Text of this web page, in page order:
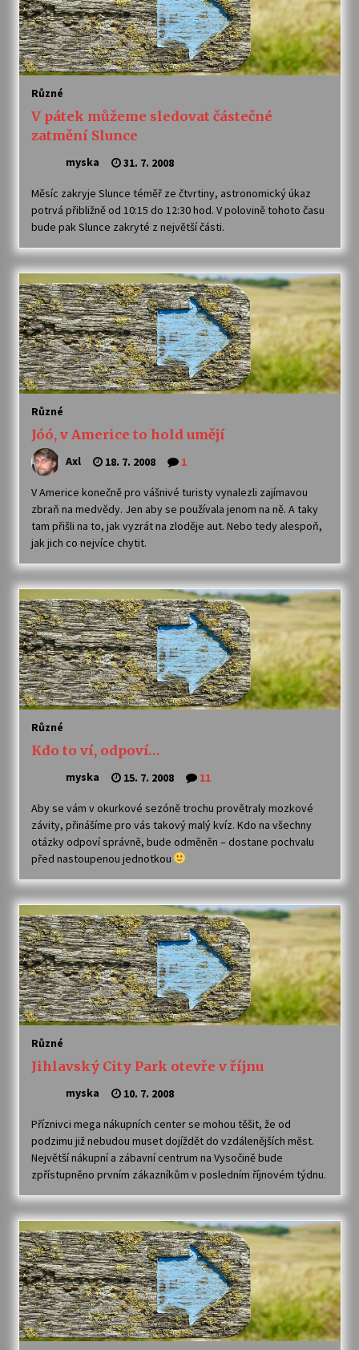
Různé
V pátek můžeme sledovat částečné
zatmění Slunce
myska 31. 7. 2008
Měsíc zakryje Slunce téměř ze čtvrtiny, astronomický úkaz
potrvá přibližně od 10:15 do 12:30 hod. V polovině tohoto času
bude pak Slunce zakryté z největší části.
Různé
Jóó, v Americe to hold umějí
Axl 18. 7. 2008 1
V Americe konečně pro vášnivé turisty vynalezli zajímavou
zbraň na medvědy. Jen aby se používala jenom na ně. A taky
tam přišli na to, jak vyzrát na zloděje aut. Nebo tedy alespoň,
jak jich co nejvíce chytit.
Různé
Kdo to ví, odpoví…
myska 15. 7. 2008 11
Aby se vám v okurkové sezóně trochu provětraly mozkové
závity, přinášíme pro vás takový malý kvíz. Kdo na všechny
otázky odpoví správně, bude odměněn – dostane pochvalu
před nastoupenou jednotkou
Různé
Jihlavský City Park otevře v říjnu
myska 10. 7. 2008
Příznivci mega nákupních center se mohou těšit, že od
podzimu již nebudou muset dojíždět do vzdálenějších měst.
Největší nákupní a zábavní centrum na Vysočině bude
zpřístupněno prvním zákazníkům v posledním říjnovém týdnu.